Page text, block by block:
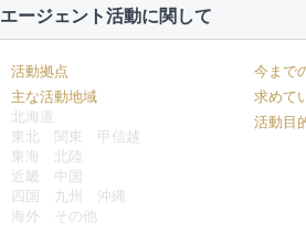
エージェント活動に関して
活動拠点
主な活動地域
北海道
東北
関東
甲信越
東海
北陸
近畿
中国
四国
九州
沖縄
海外
その他
今まで
求めて
活動目